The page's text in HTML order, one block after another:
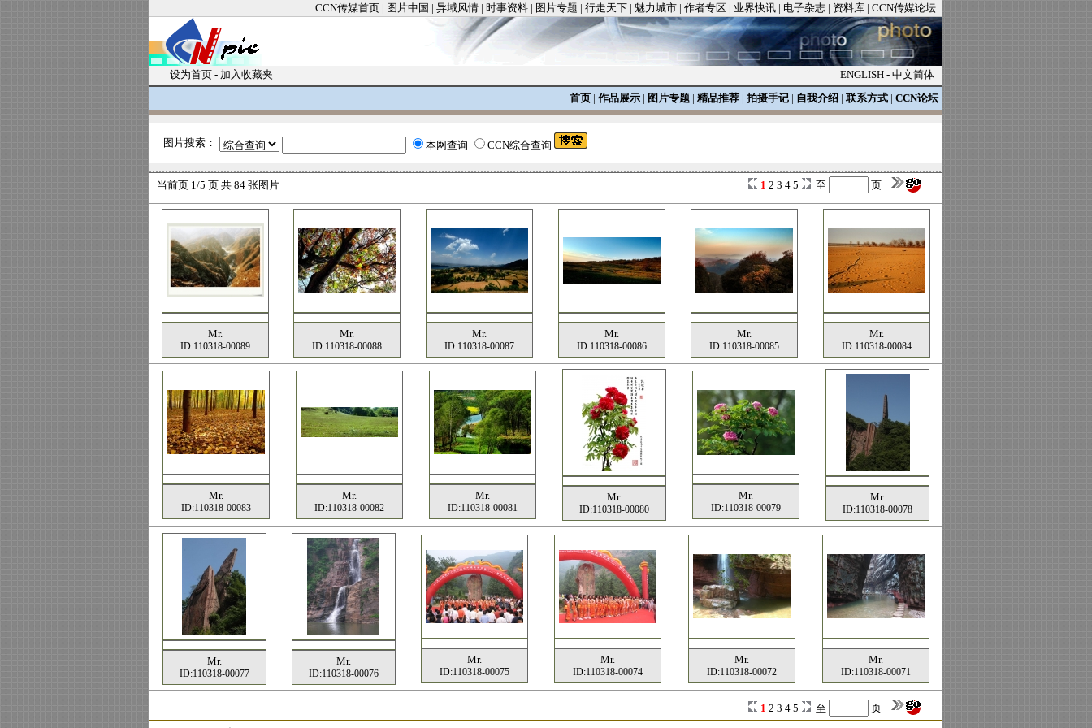
CCN传媒首页 | 图片中国 | 异域风情 | 时事资料 | 图片专题 | 行走天下 | 魅力城市 | 作者专区 | 业界快讯 | 电子杂志 | 资料库 | CCN传媒论坛
设为首页 - 加入收藏夹 ENGLISH - 中文简体
首页 | 作品展示 | 图片专题 | 精品推荐 | 拍摄手记 | 自我介绍 | 联系方式 | CCN论坛
图片搜索： 本网查询 CCN综合查询
当前页 1/5 页 共 84 张图片 1 2 3 4 5 至 页
Mr.
ID:110318-00089
Mr.
ID:110318-00088
Mr.
ID:110318-00087
Mr.
ID:110318-00086
Mr.
ID:110318-00085
Mr.
ID:110318-00084
Mr.
ID:110318-00083
Mr.
ID:110318-00082
Mr.
ID:110318-00081
Mr.
ID:110318-00080
Mr.
ID:110318-00079
Mr.
ID:110318-00078
Mr.
ID:110318-00077
Mr.
ID:110318-00076
Mr.
ID:110318-00075
Mr.
ID:110318-00074
Mr.
ID:110318-00072
Mr.
ID:110318-00071
1 2 3 4 5 至 页